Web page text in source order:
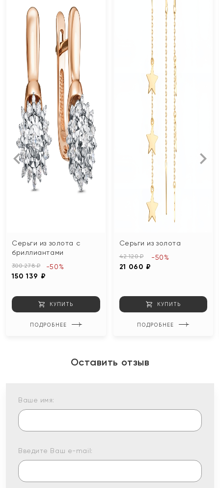
Серьги из золота с
бриллиантами
300 278 ₽
150 139 ₽
-50%
КУПИТЬ
ПОДРОБНЕЕ
Серьги из золота
42 120 ₽
21 060 ₽
-50%
КУПИТЬ
ПОДРОБНЕЕ
Оставить отзыв
Ваше имя:
Введите Ваш e-mail: